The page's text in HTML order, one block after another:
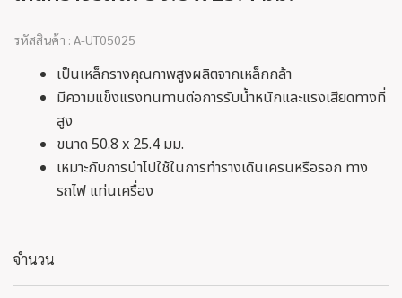
รหัสสินค้า : A-UT05025
เป็นเหล็กรางคุณภาพสูงผลิตจากเหล็กกล้า
มีความแข็งแรงทนทานต่อการรับน้ำหนักและแรงเสียดทางที่
สูง
ขนาด 50.8 x 25.4 มม.
เหมาะกับการนำไปใช้ในการทำรางเดินเครนหรือรอก ทาง
รถไฟ แท่นเครื่อง
จำนวน